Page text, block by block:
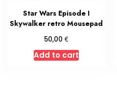
Star Wars Episode I
Skywalker retro Mousepad
50,00€
Add to cart